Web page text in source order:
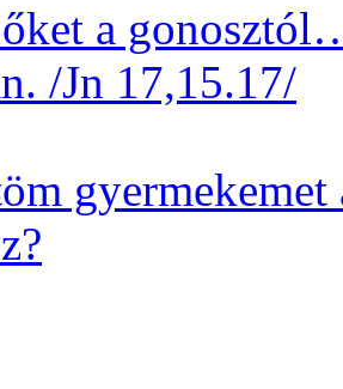
a
/Jn 17,15.17/
gyermekemet